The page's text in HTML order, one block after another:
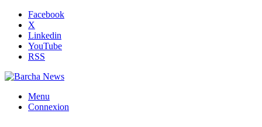
Facebook
X
Linkedin
YouTube
RSS
Menu
Connexion